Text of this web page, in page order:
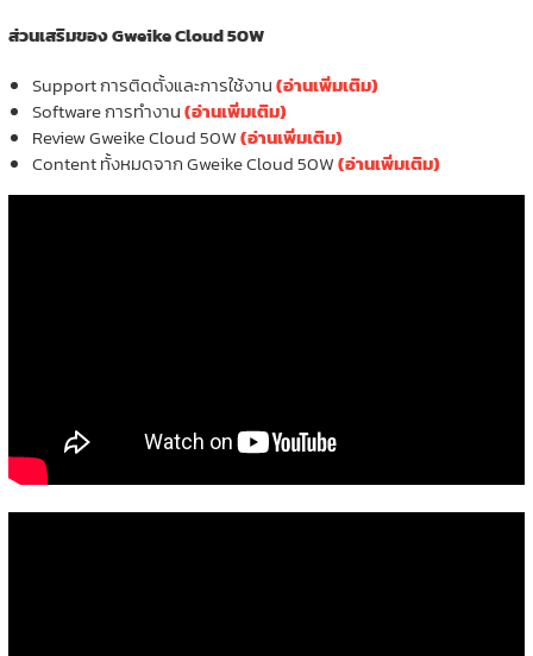
ส่วนเสริมของ Gweike Cloud 50W
Support การติดตั้งและการใช้งาน(อ่านเพิ่มเติม)
Software การทำงาน(อ่านเพิ่มเติม)
Review Gweike Cloud 50W(อ่านเพิ่มเติม)
Content ทั้งหมดจาก Gweike Cloud 50W(อ่านเพิ่มเติม)